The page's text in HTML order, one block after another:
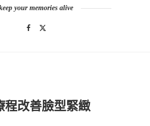
your memories alive
程改善臉型緊緻